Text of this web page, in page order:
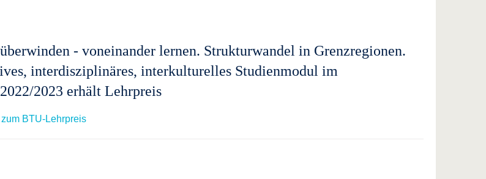
- voneinander lernen. Strukturwandel in Grenzregionen.
interdisziplinäres, interkulturelles Studienmodul im
2023 erhält Lehrpreis
BTU-Lehrpreis